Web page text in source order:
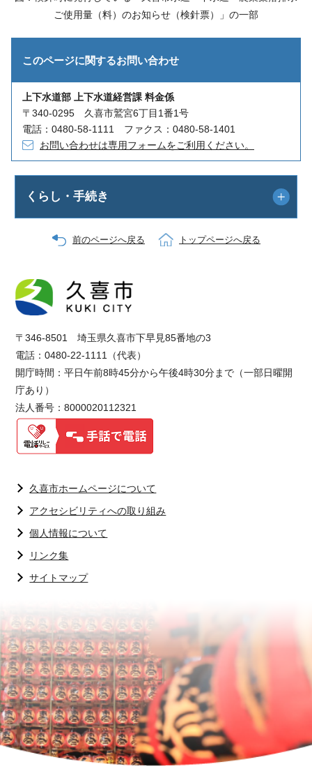
ご使用量（料）のお知らせ（検針票）」の一部
このページに関するお問い合わせ
上下水道部 上下水道経営課 料金係
〒340-0295 久喜市鷲宮6丁目1番1号
電話：0480-58-1111 ファクス：0480-58-1401
お問い合わせは専用フォームをご利用ください。
くらし・手続き
前のページへ戻る トップページへ戻る
〒346-8501 埼玉県久喜市下早見85番地の3
電話：0480-22-1111（代表）
開庁時間：平日午前8時45分から午後4時30分まで（一部日曜開
庁あり）
法人番号：8000020112321
久喜市ホームページについて
アクセシビリティへの取り組み
個人情報について
リンク集
サイトマップ